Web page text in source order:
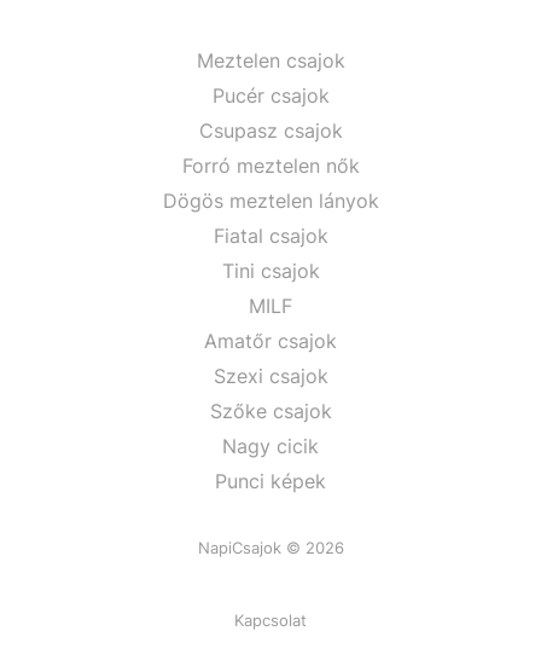
Meztelen csajok
Pucér csajok
Csupasz csajok
Forró meztelen nők
Dögös meztelen lányok
Fiatal csajok
Tini csajok
MILF
Amatőr csajok
Szexi csajok
Szőke csajok
Nagy cicik
Punci képek
NapiCsajok © 2026
Kapcsolat